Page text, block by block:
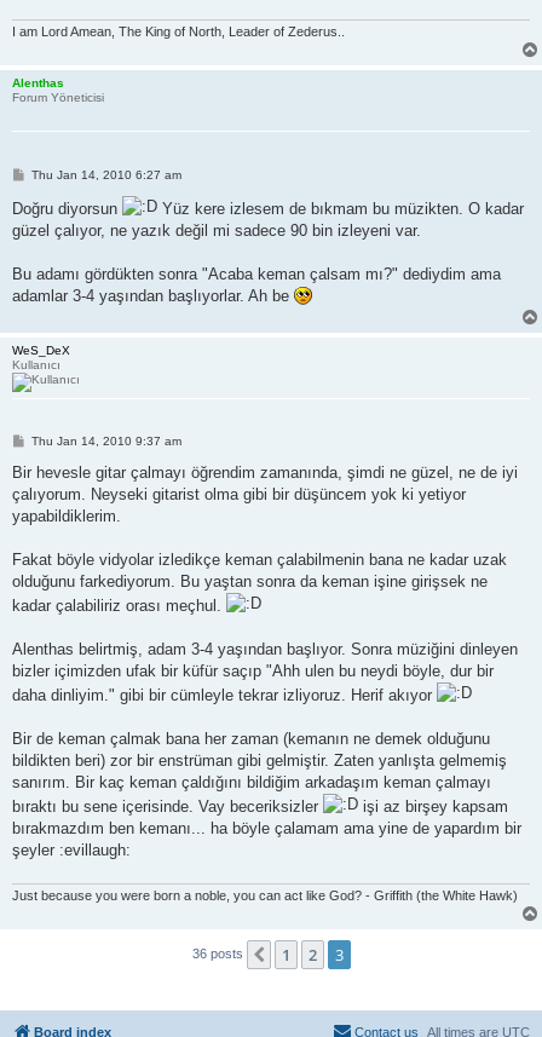
I am Lord Amean, The King of North, Leader of Zederus..
Alenthas
Forum Yöneticisi
P
t
Thu Jan 14, 2010 6:27 am
Doğru diyorsun
Yüz kere izlesem de bıkmam bu müzikten. O kadar
güzel çalıyor, ne yazık değil mi sadece 90 bin izleyeni var.
Bu adamı gördükten sonra "Acaba keman çalsam mı?" dediydim ama
adamlar 3-4 yaşından başlıyorlar. Ah be
WeS_DeX
Kullanıcı
P
s
Thu Jan 14, 2010 9:37 am
Bir hevesle gitar çalmayı öğrendim zamanında, şimdi ne güzel, ne de iyi
çalıyorum. Neyseki gitarist olma gibi bir düşüncem yok ki yetiyor
yapabildiklerim.
Fakat böyle vidyolar izledikçe keman çalabilmenin bana ne kadar uzak
olduğunu farkediyorum. Bu yaştan sonra da keman işine girişsek ne
kadar çalabiliriz orası meçhul.
Alenthas belirtmiş, adam 3-4 yaşından başlıyor. Sonra müziğini dinleyen
bizler içimizden ufak bir küfür saçıp "Ahh ulen bu neydi böyle, dur bir
daha dinliyim." gibi bir cümleyle tekrar izliyoruz. Herif akıyor
Bir de keman çalmak bana her zaman (kemanın ne demek olduğunu
bildikten beri) zor bir enstrüman gibi gelmiştir. Zaten yanlışta gelmemiş
sanırım. Bir kaç keman çaldığını bildiğim arkadaşım keman çalmayı
bıraktı bu sene içerisinde. Vay beceriksizler
işi az birşey kapsam
bırakmazdım ben kemanı... ha böyle çalamam ama yine de yapardım bir
şeyler :evillaugh:
Just because you were born a noble, you can act like God? - Griffith (the White Hawk)
36 posts Previous
1 2 3
Board index All times are UTC
Contact us